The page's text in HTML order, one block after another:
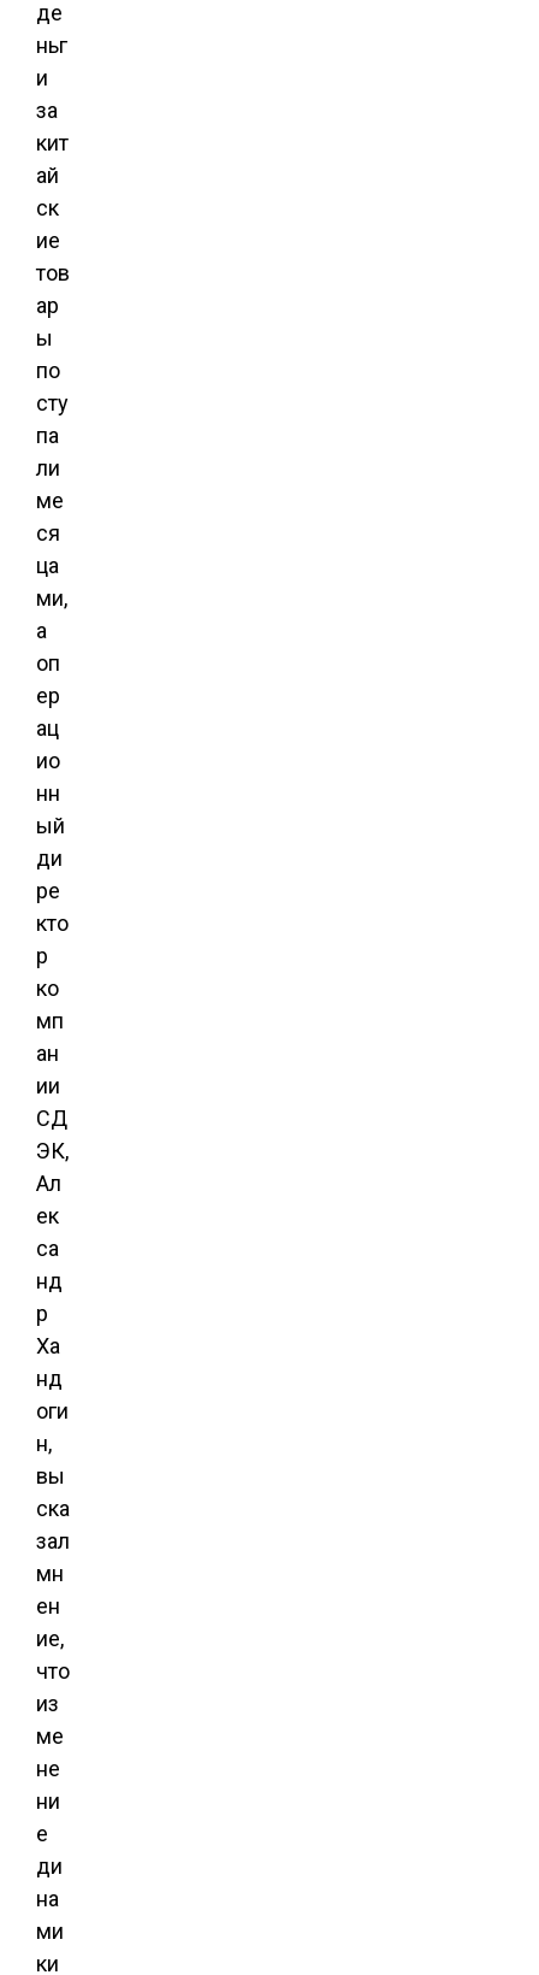
де
ньг
и
за
кит
ай
ск
ие
тов
ар
ы
по
сту
па
ли
ме
ся
ца
ми,
а
оп
ер
ац
ио
нн
ый
ди
ре
кто
р
ко
мп
ан
ии
СД
ЭК,
Ал
ек
са
нд
р
Ха
нд
оги
н,
вы
ска
зал
мн
ен
ие,
что
из
ме
не
ни
е
ди
на
ми
ки